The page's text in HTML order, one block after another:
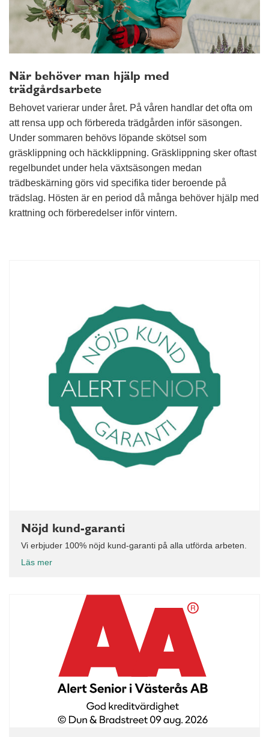
När behöver man hjälp med
trädgårdsarbete
Behovet varierar under året. På våren handlar det ofta om
att rensa upp och förbereda trädgården inför säsongen.
Under sommaren behövs löpande skötsel som
gräsklippning och häckklippning. Gräsklippning sker oftast
regelbundet under hela växtsäsongen medan
trädbeskärning görs vid specifika tider beroende på
trädslag. Hösten är en period då många behöver hjälp med
krattning och förberedelser inför vintern.
Nöjd kund-garanti
Vi erbjuder 100% nöjd kund-garanti på alla utförda arbeten.
Läs mer